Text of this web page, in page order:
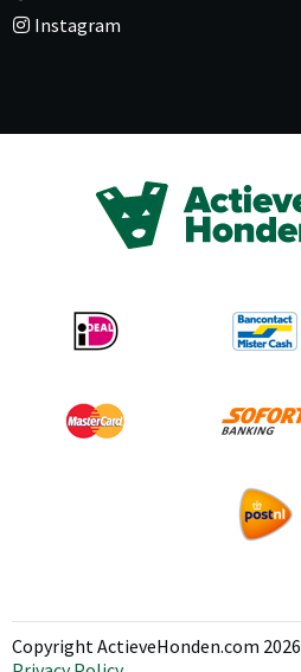
Instagram
Copyright ActieveHonden.com 2026